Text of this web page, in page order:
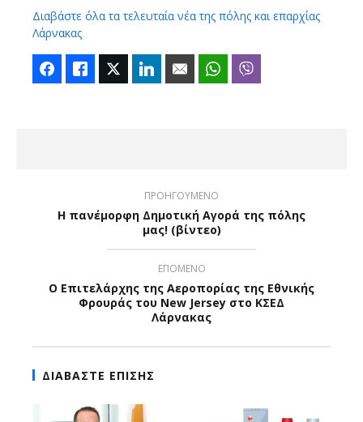
Διαβάστε όλα τα τελευταία νέα της πόλης και επαρχίας
Λάρνακας
FacebookLike Twitter LinkedIn Email WhatsApp
ΠΡΟΗΓΟΥΜΕΝΟ
Η πανέμορφη Δημοτική Αγορά της πόλης
μας! (βίντεο)
ΕΠΟΜΕΝΟ
Ο Επιτελάρχης της Αεροπορίας της Εθνικής
Φρουράς του New Jersey στο ΚΣΕΔ
Λάρνακας
ΔΙΑΒΑΣΤΕ ΕΠΙΣΗΣ